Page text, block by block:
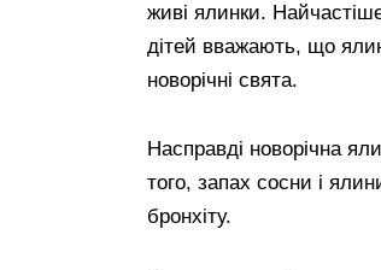
живі ялинки.
дітей вважають, що
новорічні свята.
Насправді новорічна
того, запах сосни і
бронхіту.